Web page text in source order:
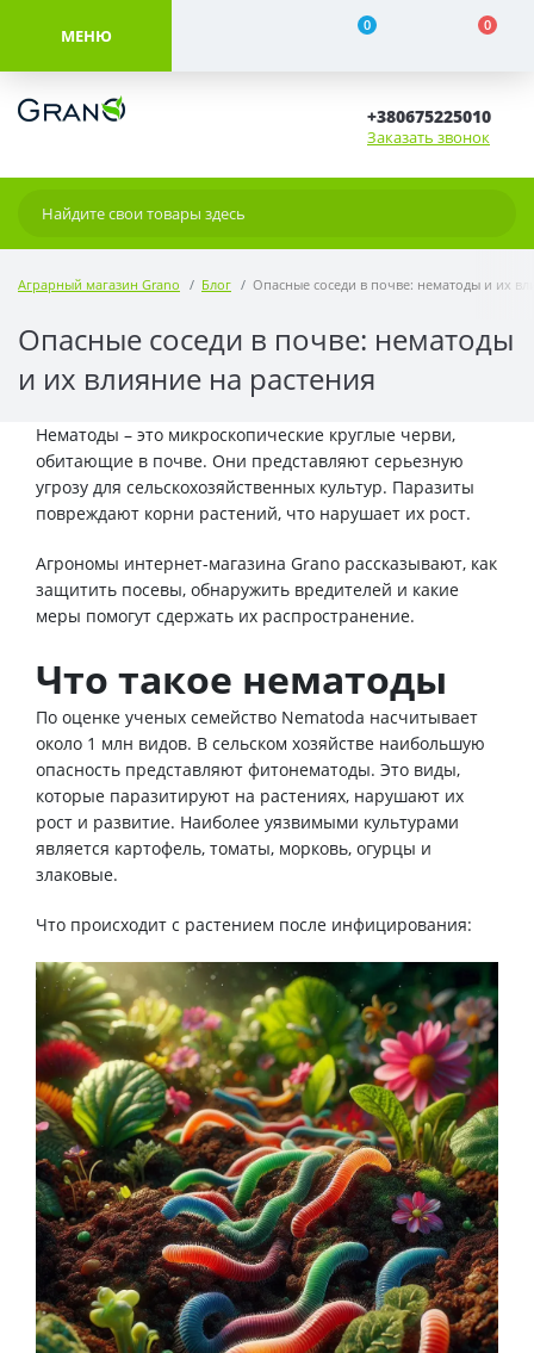
МЕНЮ 0 0
+380675225010
Заказать звонок
Аграрный магазин Grano Блог Опасные соседи в почве: нематоды и их
Опасные соседи в почве: нематоды
и их влияние на растения
Нематоды – это микроскопические круглые черви,
обитающие в почве. Они представляют серьезную
угрозу для сельскохозяйственных культур. Паразиты
повреждают корни растений, что нарушает их рост.
Агрономы интернет-магазина Grano рассказывают, как
защитить посевы, обнаружить вредителей и какие
меры помогут сдержать их распространение.
Что такое нематоды
По оценке ученых семейство Nematoda насчитывает
около 1 млн видов. В сельском хозяйстве наибольшую
опасность представляют фитонематоды. Это виды,
которые паразитируют на растениях, нарушают их
рост и развитие. Наиболее уязвимыми культурами
является картофель, томаты, морковь, огурцы и
злаковые.
Что происходит с растением после инфицирования: